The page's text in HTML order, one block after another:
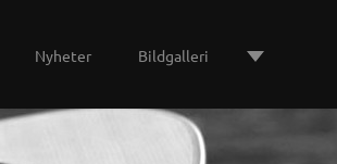
Nyheter Bildgalleri